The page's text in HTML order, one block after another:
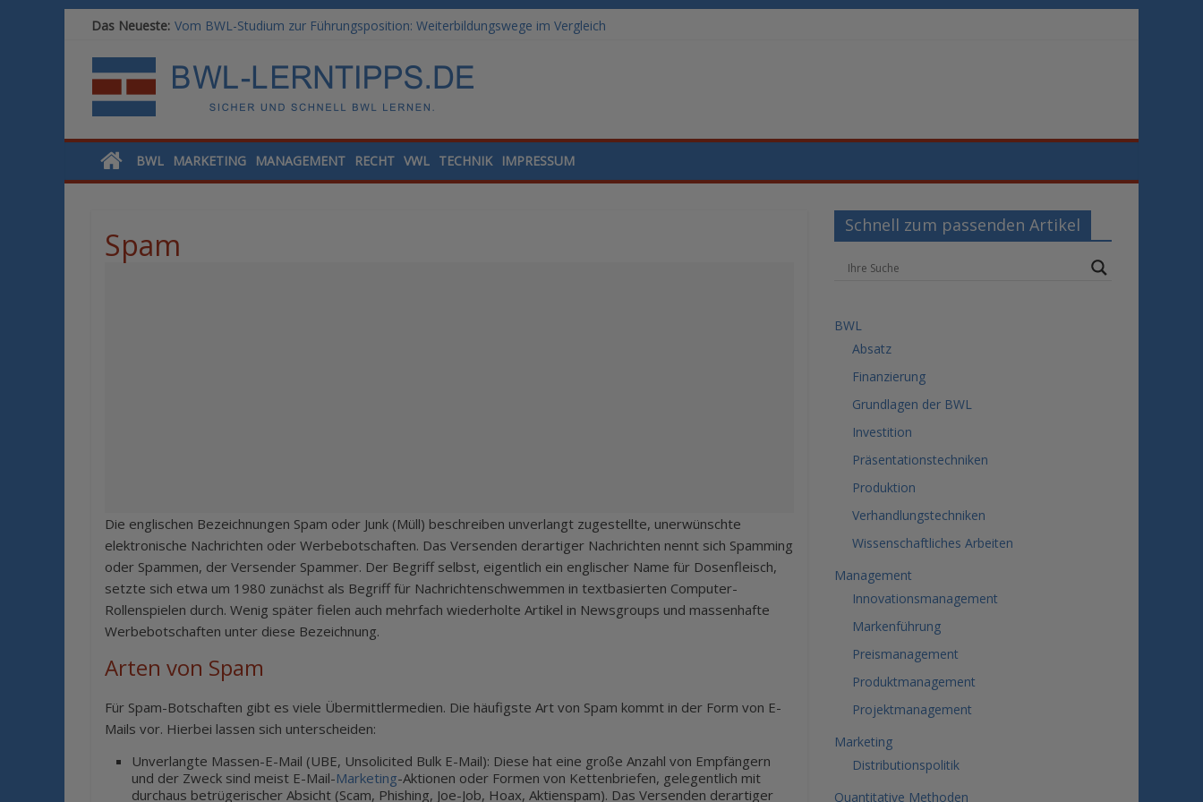
Das Neueste: Vom BWL-Studium zur Führungsposition: Weiterbildungswege im Vergleich
KI-Kompetenz im BWL-Studium: Controlling und Datenanalyse verstehen
Methoden der Personalentwicklung: Blended Learning versus klassische Präsenzschulung im Vergleich
SAP-Kenntnisse im BWL-Studium: Welche Module Arbeitgeber erwarten
BWL MARKETING MANAGEMENT RECHT VWL TECHNIK IMPRESSUM
Spam
Die englischen Bezeichnungen Spam oder Junk (Müll) beschreiben unverlangt zugestellte, unerwünschte
elektronische Nachrichten oder Werbebotschaften. Das Versenden derartiger Nachrichten nennt sich Spamming
oder Spammen, der Versender Spammer. Der Begriff selbst, eigentlich ein englischer Name für Dosenfleisch,
setzte sich etwa um 1980 zunächst als Begriff für Nachrichtenschwemmen in textbasierten Computer-
Rollenspielen durch. Wenig später fielen auch mehrfach wiederholte Artikel in Newsgroups und massenhafte
Werbebotschaften unter diese Bezeichnung.
Arten von Spam
Für Spam-Botschaften gibt es viele Übermittlermedien. Die häufigste Art von Spam kommt in der Form von E-
Mails vor. Hierbei lassen sich unterscheiden:
Unverlangte Massen-E-Mail (UBE, Unsolicited Bulk E-Mail): Diese hat eine große Anzahl von Empfängern
und der Zweck sind meist E-Mail-Marketing-Aktionen oder Formen von Kettenbriefen, gelegentlich mit
durchaus betrügerischer Absicht (Scam, Phishing, Joe-Job, Hoax, Aktienspam). Das Versenden derartiger
Schnell zum passenden Artikel
BWL
Absatz
Finanzierung
Grundlagen der BWL
Investition
Präsentationstechniken
Produktion
Verhandlungstechniken
Wissenschaftliches Arbeiten
Management
Innovationsmanagement
Markenführung
Preismanagement
Produktmanagement
Projektmanagement
Marketing
Distributionspolitik
Quantitative Methoden